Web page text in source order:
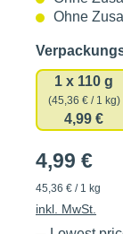
Ohne
1 x 110 g
(45,36 € / 1 kg)
4,99 €
4,99 €
45,36 € / 1 kg
inkl. MwSt.